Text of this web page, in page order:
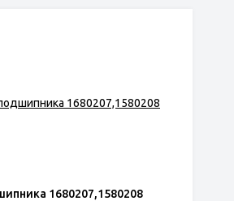
1680207,1580208